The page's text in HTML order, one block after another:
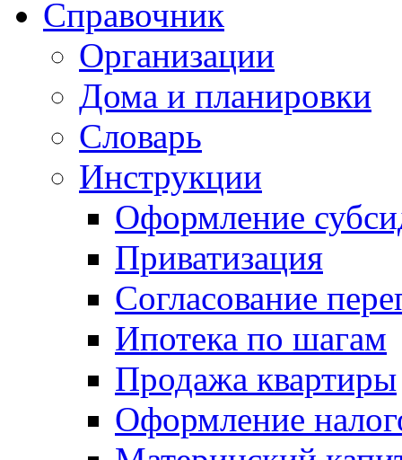
Справочник
Организации
Дома и планировки
Словарь
Инструкции
Оформление
Приватизация
Согласование
Ипотека по шагам
Продажа квартиры
Оформление